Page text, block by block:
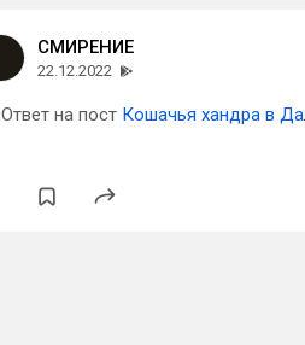
СМИРЕНИЕ
22.12.2022
Ответ на пост Кошачья хандра в